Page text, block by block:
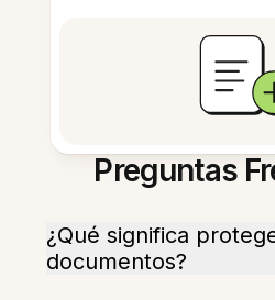
Preguntas
¿Qué significa
documentos?